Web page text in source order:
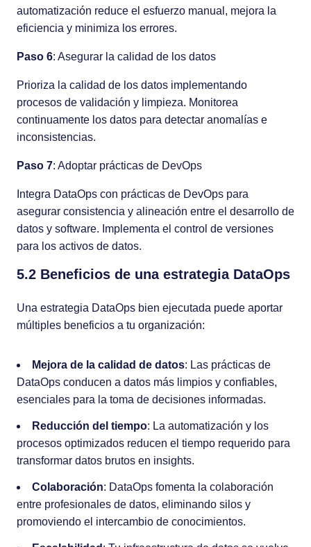
automatización reduce el esfuerzo manual, mejora la
eficiencia y minimiza los errores.
Paso 6: Asegurar la calidad de los datos
Prioriza la calidad de los datos implementando
procesos de validación y limpieza. Monitorea
continuamente los datos para detectar anomalías e
inconsistencias.
Paso 7: Adoptar prácticas de DevOps
Integra DataOps con prácticas de DevOps para
asegurar consistencia y alineación entre el desarrollo de
datos y software. Implementa el control de versiones
para los activos de datos.
5.2 Beneficios de una estrategia DataOps
Una estrategia DataOps bien ejecutada puede aportar
múltiples beneficios a tu organización:
Mejora de la calidad de datos: Las prácticas de
DataOps conducen a datos más limpios y confiables,
esenciales para la toma de decisiones informadas.
Reducción del tiempo: La automatización y los
procesos optimizados reducen el tiempo requerido para
transformar datos brutos en insights.
Colaboración: DataOps fomenta la colaboración
entre profesionales de datos, eliminando silos y
promoviendo el intercambio de conocimientos.